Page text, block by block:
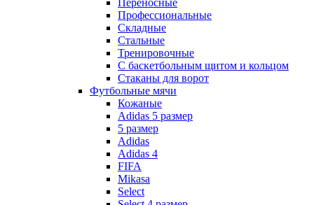
Переносные
Профессиональные
Складные
Стальные
Тренировочные
С баскетбольным щитом и кольцом
Стаканы для ворот
Футбольные мячи
Кожаные
Adidas 5 размер
5 размер
Adidas
Adidas 4
FIFA
Mikasa
Select